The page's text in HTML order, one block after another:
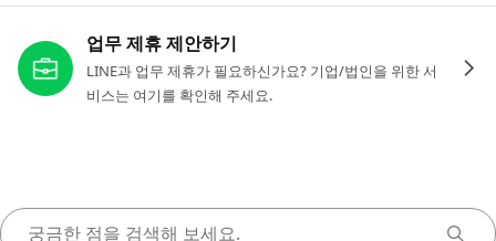
업무 제휴 제안하기
LINE과 업무 제휴가 필요하신가요? 기업/법인을 위한 서
비스는 여기를 확인해 주세요.